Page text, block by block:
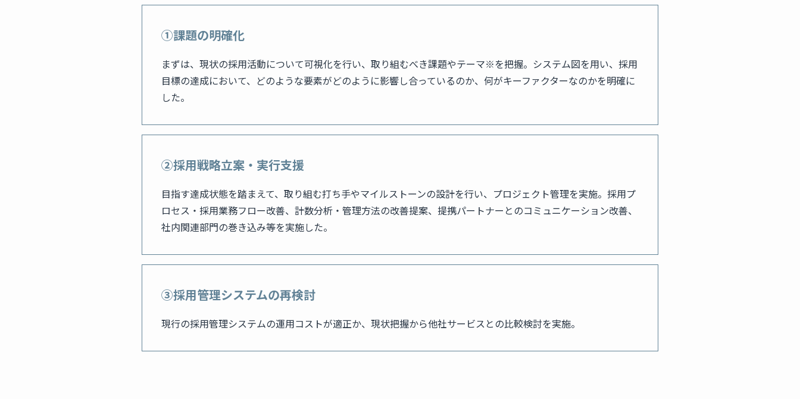
①課題の明確化
まずは、現状の採用活動について可視化を行い、取り組むべき課題やテーマ※を把握。システム図を用い、採用
目標の達成において、どのような要素がどのように影響し合っているのか、何がキーファクターなのかを明確に
した。
②採用戦略立案・実行支援
目指す達成状態を踏まえて、取り組む打ち手やマイルストーンの設計を行い、プロジェクト管理を実施。採用プ
ロセス・採用業務フロー改善、計数分析・管理方法の改善提案、提携パートナーとのコミュニケーション改善、
社内関連部門の巻き込み等を実施した。
③採用管理システムの再検討
現行の採用管理システムの運用コストが適正か、現状把握から他社サービスとの比較検討を実施。